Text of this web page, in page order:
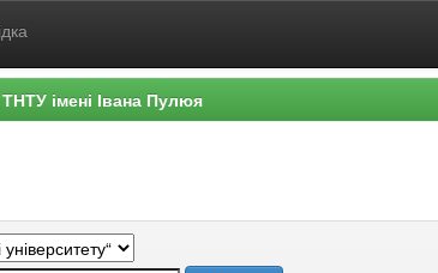
імені Івана Пулюя